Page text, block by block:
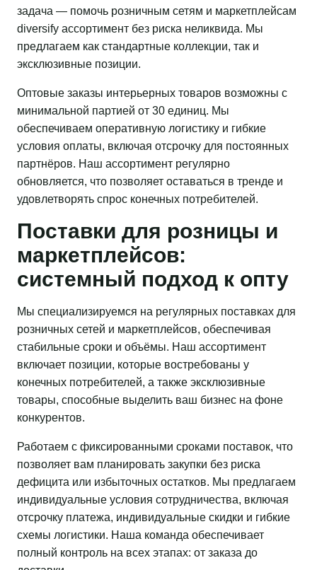
задача — помочь розничным сетям и маркетплейсам
diversify ассортимент без риска неликвида. Мы
предлагаем как стандартные коллекции, так и
эксклюзивные позиции.
Оптовые заказы интерьерных товаров возможны с
минимальной партией от 30 единиц. Мы
обеспечиваем оперативную логистику и гибкие
условия оплаты, включая отсрочку для постоянных
партнёров. Наш ассортимент регулярно
обновляется, что позволяет оставаться в тренде и
удовлетворять спрос конечных потребителей.
Поставки для розницы и
маркетплейсов:
системный подход к опту
Мы специализируемся на регулярных поставках для
розничных сетей и маркетплейсов, обеспечивая
стабильные сроки и объёмы. Наш ассортимент
включает позиции, которые востребованы у
конечных потребителей, а также эксклюзивные
товары, способные выделить ваш бизнес на фоне
конкурентов.
Работаем с фиксированными сроками поставок, что
позволяет вам планировать закупки без риска
дефицита или избыточных остатков. Мы предлагаем
индивидуальные условия сотрудничества, включая
отсрочку платежа, индивидуальные скидки и гибкие
схемы логистики. Наша команда обеспечивает
полный контроль на всех этапах: от заказа до